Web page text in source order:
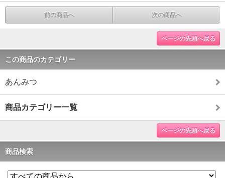
前の商品へ 次の商品へ
ページの先頭へ戻る
この商品のカテゴリー
あんみつ
商品カテゴリー一覧
ページの先頭へ戻る
商品検索